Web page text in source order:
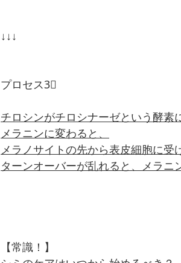
↓↓↓
プロセス3⃣
チロシンがチロシナーゼという酵素
メラニンに変わると、
メラノサイトの先から表皮細胞に受
ターンオーバーが乱れると、メラニ
【常識！】